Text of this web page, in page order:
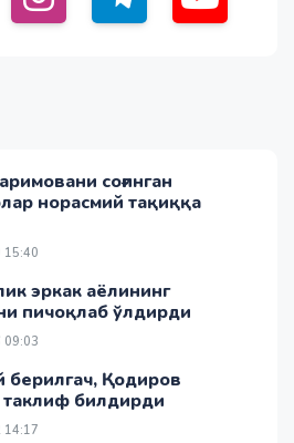
соғинган
норасмий тақиққа
15:40
эркак аёлининг
пичоқлаб ўлдирди
09:03
берилгач, Қодиров
билдирди
14:17